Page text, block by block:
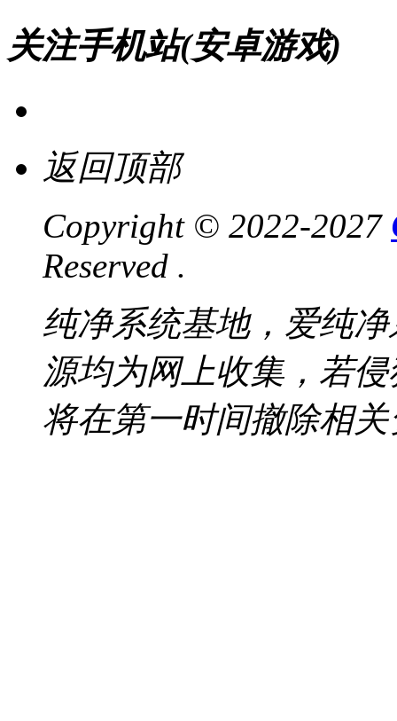
关注手机站(安卓游戏)
返回顶部
Copyright © 2022-2027
Reserved .
纯净系统基地，爱纯
源均为网上收集，若
将在第一时间撤除相